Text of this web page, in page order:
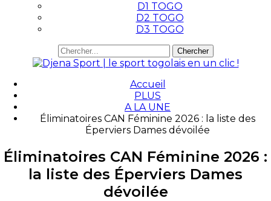
D1 TOGO
D2 TOGO
D3 TOGO
Accueil
PLUS
A LA UNE
Éliminatoires CAN Féminine 2026 : la liste des
Éperviers Dames dévoilée
Éliminatoires CAN Féminine 2026 :
la liste des Éperviers Dames
dévoilée